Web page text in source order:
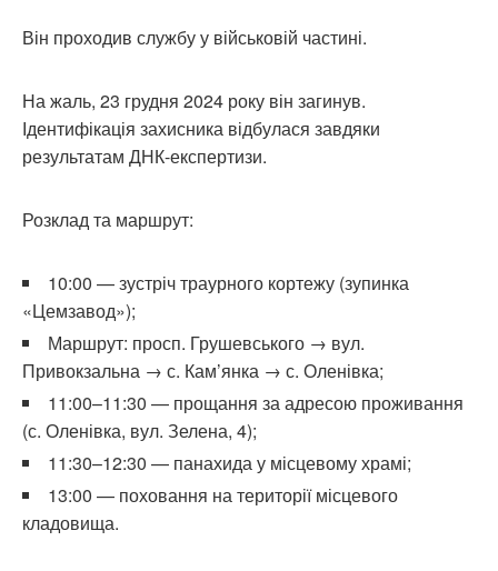
Він проходив службу у військовій частині.
На жаль, 23 грудня 2024 року він загинув.
Ідентифікація захисника відбулася завдяки
результатам ДНК-експертизи.
Розклад та маршрут:
10:00 — зустріч траурного кортежу (зупинка
«Цемзавод»);
Маршрут: просп. Грушевського → вул.
Привокзальна → с. Кам’янка → с. Оленівка;
11:00–11:30 — прощання за адресою проживання
(с. Оленівка, вул. Зелена, 4);
11:30–12:30 — панахида у місцевому храмі;
13:00 — поховання на території місцевого
кладовища.